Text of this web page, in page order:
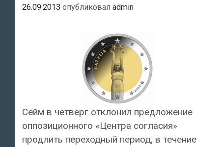
26.09.2013 опубликовал admin
Сейм в четверг отклонил предложение
оппозиционного «Центра согласия»
продлить переходный период, в течение